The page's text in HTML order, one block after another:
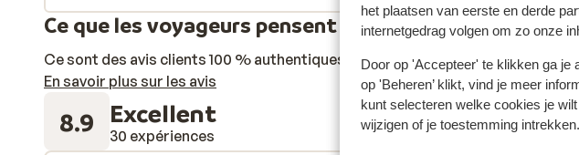
het plaatsen van eerste en derde
internetgedrag volgen om zo onze
Door op 'Accepteer' te klikken ga je
op 'Beheren’ klikt, vind je meer
kunt selecteren welke cookies je
wijzigen of je toestemming intrekken.
Ce que les voyageurs pensent
Ce sont des avis clients 100 % authentiques qui reflètent fidèlement leur
En savoir plus sur les avis
8.9 Excellent
30 expériences